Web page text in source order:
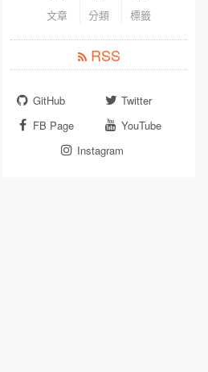
文章 分類 標籤
RSS
GitHub
Twitter
FB Page
YouTube
Instagram